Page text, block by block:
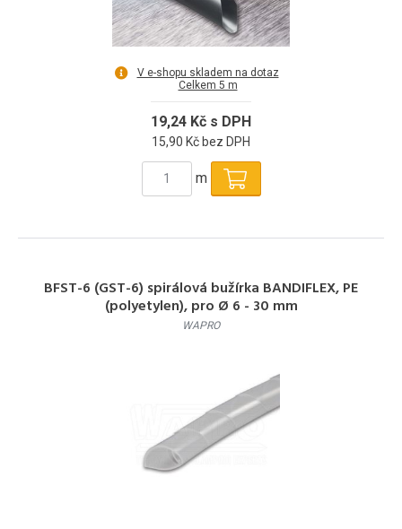
V e-shopu skladem na dotaz
Celkem 5 m
19,24 Kč s DPH
15,90 Kč bez DPH
m
BFST-6 (GST-6) spirálová bužírka BANDIFLEX, PE
(polyetylen), pro Ø 6 - 30 mm
WAPRO